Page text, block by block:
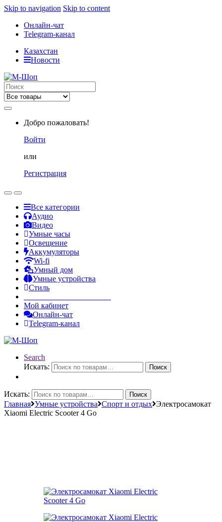
Skip to navigation Skip to content
Онлайн-чат
Telegram-канал
Казахстан
Новости
Search
for:
Добро пожаловать!
Войти
или
Регистрация
Все категории
Аудио
Видео
Умные часы
Освещение
Аккумуляторы
Wi-fi
Умный дом
Умные устройства
Стиль
Мой кабинет
Онлайн-чат
Telegram-канал
Search
Искать:
Поиск
Искать: Поиск
Главная Умные устройства Спорт и отдых Электросамокат
Xiaomi Electric Scooter 4 Go